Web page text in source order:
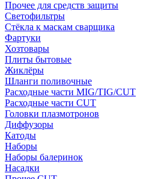
Прочее для средств защиты
Светофильтры
Стёкла к маскам сварщика
Фартуки
Хозтовары
Плиты бытовые
Жиклёры
Шланги поливочные
Расходные части MIG/TIG/CUT
Расходные части CUT
Головки плазмотронов
Диффузоры
Катоды
Наборы
Наборы балеринок
Насадки